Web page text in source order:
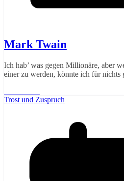
Mark Twain
Ich hab’ was gegen Millionäre, aber
einer zu werden, könnte ich für nichts
Trost und Zuspruch